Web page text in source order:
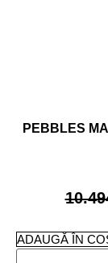
PEBBLES
ADAUGĂ ÎN